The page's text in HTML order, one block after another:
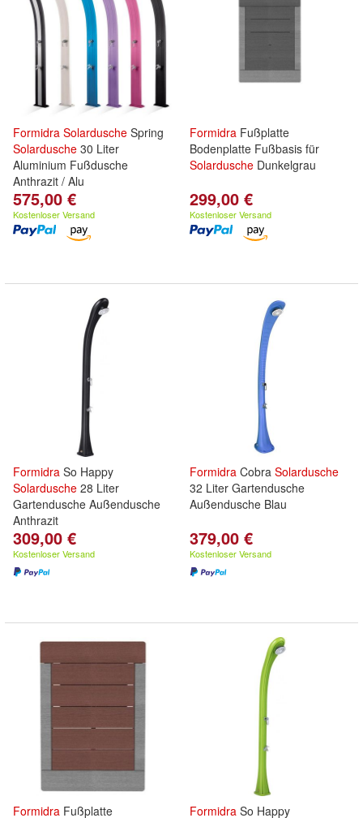
Formidra Solardusche Spring
Solardusche 30 Liter
Aluminium Fußdusche
Anthrazit / Alu
575,00 €
Kostenloser Versand
Formidra Fußplatte
Bodenplatte Fußbasis für
Solardusche Dunkelgrau
299,00 €
Kostenloser Versand
Formidra So Happy
Solardusche 28 Liter
Gartendusche Außendusche
Anthrazit
309,00 €
Kostenloser Versand
Formidra Cobra Solardusche
32 Liter Gartendusche
Außendusche Blau
379,00 €
Kostenloser Versand
Formidra Fußplatte Formidra So Happy